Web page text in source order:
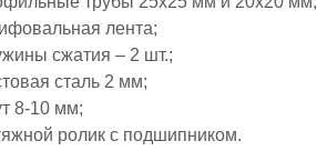
лента;
сжатия – 2 шт.;
сталь 2 мм;
8-10 мм;
ролик с подшипником.